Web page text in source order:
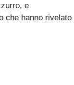
e
che hanno rivelato